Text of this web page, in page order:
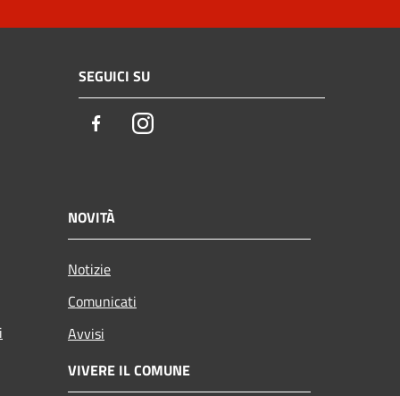
SEGUICI SU
FacebookInstagram
NOVITÀ
Notizie
Comunicati
Avvisi
VIVERE IL COMUNE